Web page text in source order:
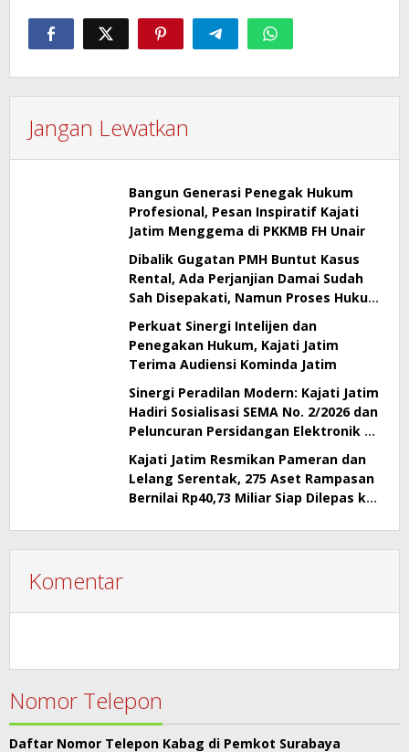
Jangan Lewatkan
Bangun Generasi Penegak Hukum
Profesional, Pesan Inspiratif Kajati
Jatim Menggema di PKKMB FH Unair
Dibalik Gugatan PMH Buntut Kasus
Rental, Ada Perjanjian Damai Sudah
Sah Disepakati, Namun Proses Hukum
Perkuat Sinergi Intelijen dan
Penegakan Hukum, Kajati Jatim
Terima Audiensi Kominda Jatim
Sinergi Peradilan Modern: Kajati Jatim
Hadiri Sosialisasi SEMA No. 2/2026 dan
Peluncuran Persidangan Elektronik di
Kajati Jatim Resmikan Pameran dan
Lelang Serentak, 275 Aset Rampasan
Bernilai Rp40,73 Miliar Siap Dilepas ke
Komentar
Nomor Telepon
Daftar Nomor Telepon Kabag di Pemkot Surabaya